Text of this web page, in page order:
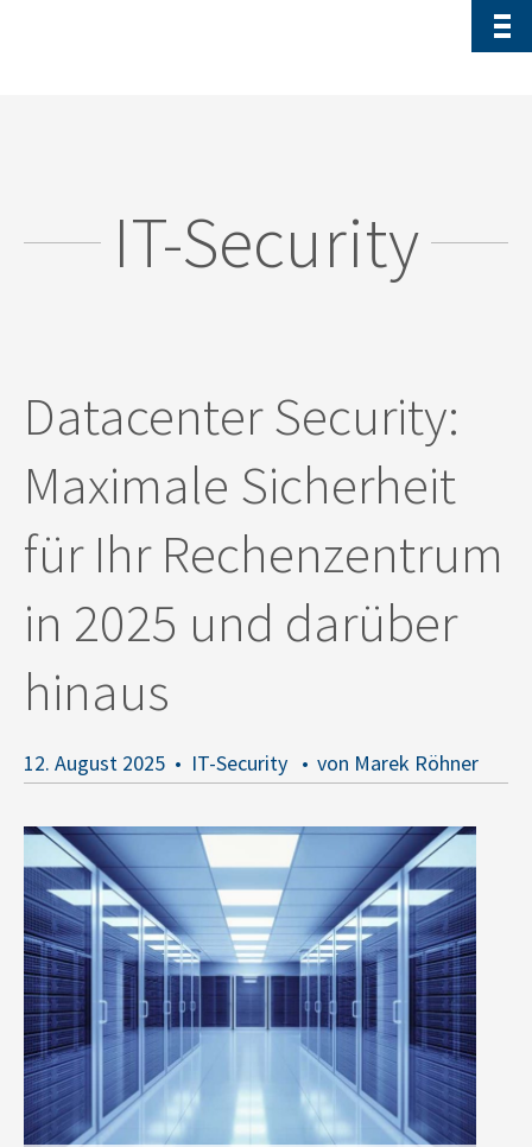
IT-Security
Datacenter Security:
Maximale Sicherheit
für Ihr Rechenzentrum
in 2025 und darüber
hinaus
12. August 2025 IT-Security von Marek Röhner